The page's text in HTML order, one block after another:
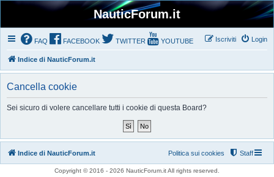
NauticForum.it
FAQ FACEBOOK TWITTER YOUTUBE Login
Iscriviti
Indice di NauticForum.it
Cancella cookie
Sei sicuro di volere cancellare tutti i cookie di questa Board?
Indice di NauticForum.it Staff
Politica sui cookies
Copyright © 2016 - 2026 NauticForum.it All rights reserved.